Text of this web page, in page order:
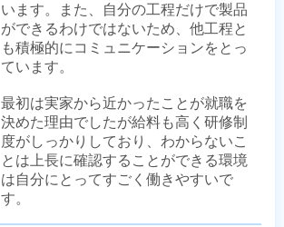
います。また、自分の工程だけで製品
ができるわけではないため、他工程と
も積極的にコミュニケーションをとっ
ています。
最初は実家から近かったことが就職を
決めた理由でしたが給料も高く研修制
度がしっかりしており、わからないこ
とは上長に確認することができる環境
は自分にとってすごく働きやすいで
す。